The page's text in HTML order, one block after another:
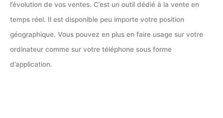
l’évolution de vos ventes. C’est un outil dédié à la vente en
temps réel. Il est disponible peu importe votre position
géographique. Vous pouvez en plus en faire usage sur votre
ordinateur comme sur votre téléphone sous forme
d’application.